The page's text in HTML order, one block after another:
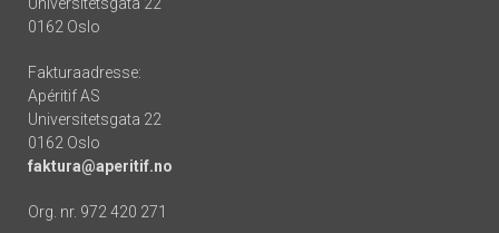
0162 Oslo
Fakturaadresse:
Apéritif AS
Universitetsgata 22
0162 Oslo
faktura@aperitif.no
Org. nr. 972 420 271